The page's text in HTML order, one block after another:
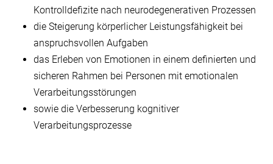
Kontrolldefizite nach neurodegenerativen Prozessen
die Steigerung körperlicher Leistungsfähigkeit bei
anspruchsvollen Aufgaben
das Erleben von Emotionen in einem definierten und
sicheren Rahmen bei Personen mit emotionalen
Verarbeitungsstörungen
sowie die Verbesserung kognitiver
Verarbeitungsprozesse